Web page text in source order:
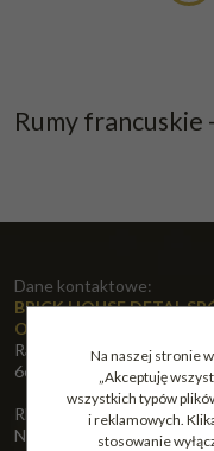
Rumy francuskie
Dane kontaktowe:
BRICK HOUSE DETAL
ODPOWIEDZIALNOŚCIĄ
Racula-Głogowska 85
66-004 Zielona Góra
REGON: 523909599,
NIP: 9731089769
Na naszej stronie
„Akceptuję
wszystkich typów
i reklamowych.
stosowanie